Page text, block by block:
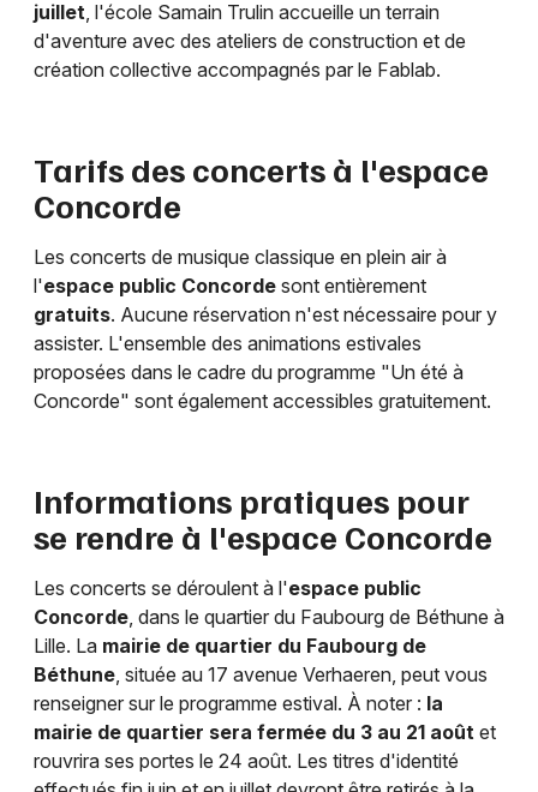
juillet, l'école Samain Trulin accueille un terrain
d'aventure avec des ateliers de construction et de
création collective accompagnés par le Fablab.
Tarifs des concerts à l'espace
Concorde
Les concerts de musique classique en plein air à
l'espace public Concorde sont entièrement
gratuits. Aucune réservation n'est nécessaire pour y
assister. L'ensemble des animations estivales
proposées dans le cadre du programme "Un été à
Concorde" sont également accessibles gratuitement.
Informations pratiques pour
se rendre à l'espace Concorde
Les concerts se déroulent à l'espace public
Concorde, dans le quartier du Faubourg de Béthune à
Lille. La mairie de quartier du Faubourg de
Béthune, située au 17 avenue Verhaeren, peut vous
renseigner sur le programme estival. À noter : la
mairie de quartier sera fermée du 3 au 21 août et
rouvrira ses portes le 24 août. Les titres d'identité